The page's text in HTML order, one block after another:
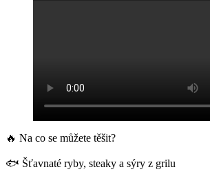
🔥 Na co se můžete těšit?
🐟 Šťavnaté ryby, steaky a sýry z grilu